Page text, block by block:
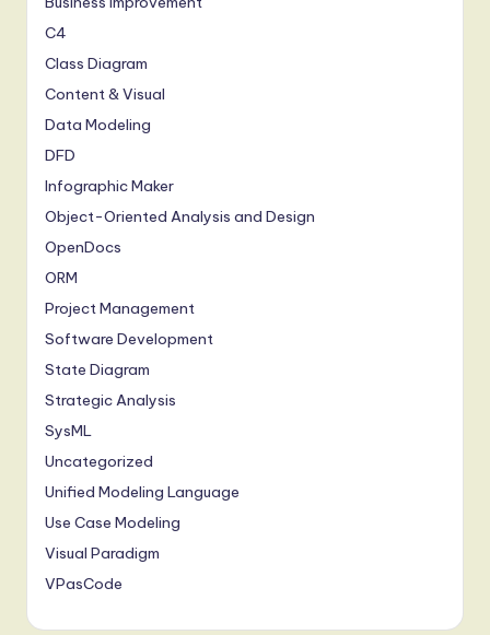
C4
Class Diagram
Content & Visual
Data Modeling
DFD
Infographic Maker
Object-Oriented Analysis and Design
OpenDocs
ORM
Project Management
Software Development
State Diagram
Strategic Analysis
SysML
Uncategorized
Unified Modeling Language
Use Case Modeling
Visual Paradigm
VPasCode